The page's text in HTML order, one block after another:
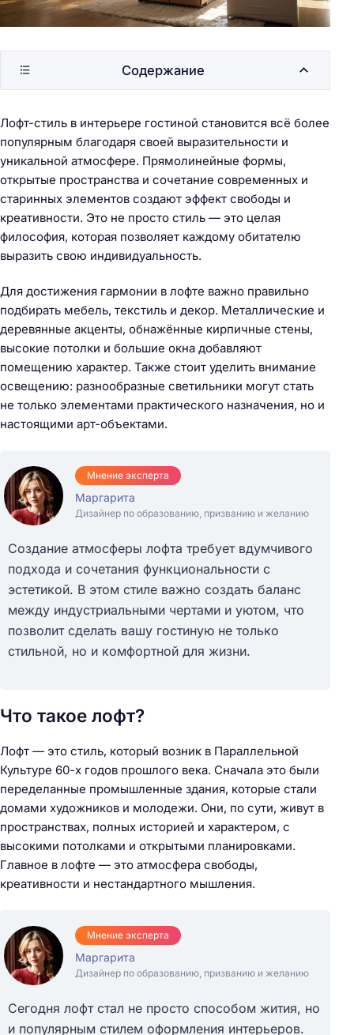
Лофт-стиль в интерьере гостиной становится всё более
популярным благодаря своей выразительности и
уникальной атмосфере. Прямолинейные формы,
открытые пространства и сочетание современных и
старинных элементов создают эффект свободы и
креативности. Это не просто стиль — это целая
философия, которая позволяет каждому обитателю
выразить свою индивидуальность.
Для достижения гармонии в лофте важно правильно
подбирать мебель, текстиль и декор. Металлические и
деревянные акценты, обнажённые кирпичные стены,
высокие потолки и большие окна добавляют
помещению характер. Также стоит уделить внимание
освещению: разнообразные светильники могут стать
не только элементами практического назначения, но и
настоящими арт-объектами.
Мнение эксперта
Маргарита
Дизайнер по образованию, призванию и желанию
Создание атмосферы лофта требует вдумчивого
подхода и сочетания функциональности с
эстетикой. В этом стиле важно создать баланс
между индустриальными чертами и уютом, что
позволит сделать вашу гостиную не только
стильной, но и комфортной для жизни.
Что такое лофт?
Лофт — это стиль, который возник в Параллельной
Культуре 60-х годов прошлого века. Сначала это были
переделанные промышленные здания, которые стали
домами художников и молодежи. Они, по сути, живут в
пространствах, полных историей и характером, с
высокими потолками и открытыми планировками.
Главное в лофте — это атмосфера свободы,
креативности и нестандартного мышления.
Мнение эксперта
Маргарита
Дизайнер по образованию, призванию и желанию
Сегодня лофт стал не просто способом жития, но
и популярным стилем оформления интерьеров.
Содержание